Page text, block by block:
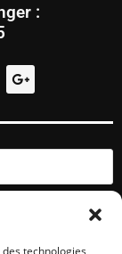
technologies
: